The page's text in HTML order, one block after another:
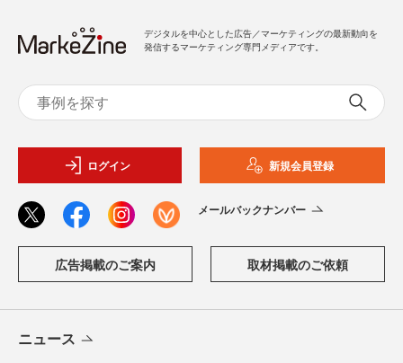
デジタルを中心とした広告／マーケティングの最新動向を
発信するマーケティング専門メディアです。
ログイン 新規会員登録
メールバックナンバー
広告掲載のご案内 取材掲載のご依頼
ニュース